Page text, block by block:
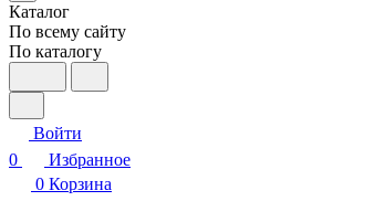
Каталог
По всему сайту
По каталогу
Войти
0
Избранное
0 Корзина